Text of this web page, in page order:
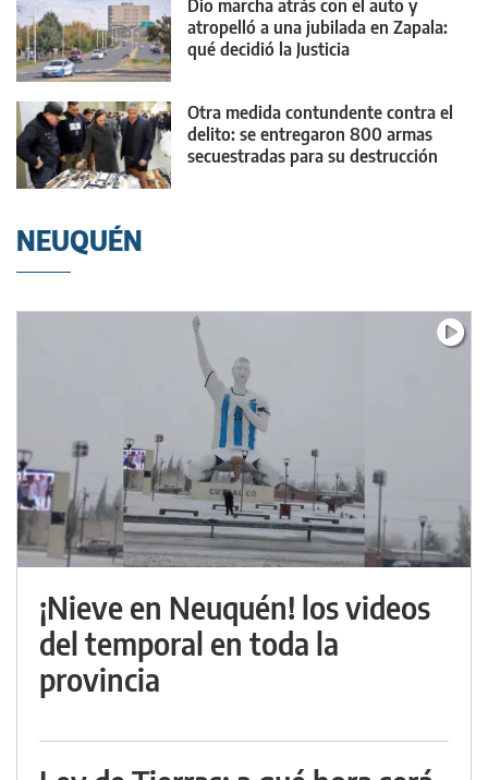
Dio marcha atrás con el auto y
atropelló a una jubilada en Zapala:
qué decidió la Justicia
Otra medida contundente contra el
delito: se entregaron 800 armas
secuestradas para su destrucción
NEUQUÉN
¡Nieve en Neuquén! los videos
del temporal en toda la
provincia